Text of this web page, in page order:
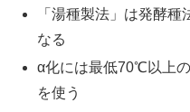
「湯種製法」は発酵
なる
α化には最低70℃以上
を使う